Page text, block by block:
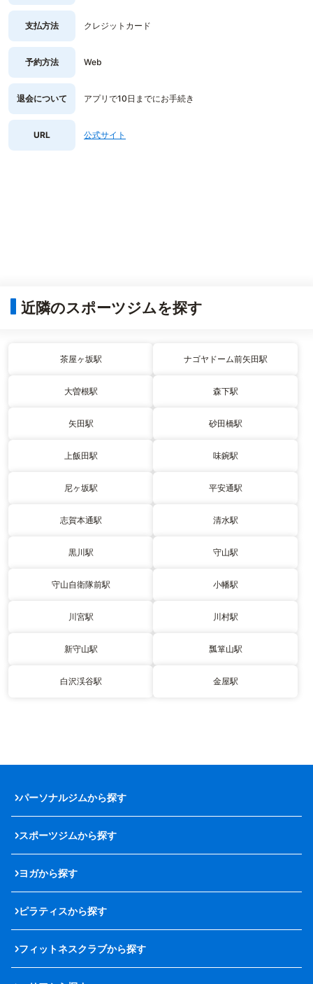
支払方法 クレジットカード
予約方法 Web
退会について アプリで10日までにお手続き
URL 公式サイト
近隣のスポーツジムを探す
茶屋ヶ坂駅 ナゴヤドーム前矢田駅
大曽根駅 森下駅
矢田駅 砂田橋駅
上飯田駅 味鋺駅
尼ヶ坂駅 平安通駅
志賀本通駅 清水駅
黒川駅 守山駅
守山自衛隊前駅 小幡駅
川宮駅 川村駅
新守山駅 瓢箪山駅
白沢渓谷駅 金屋駅
パーソナルジムから探す
スポーツジムから探す
ヨガから探す
ピラティスから探す
フィットネスクラブから探す